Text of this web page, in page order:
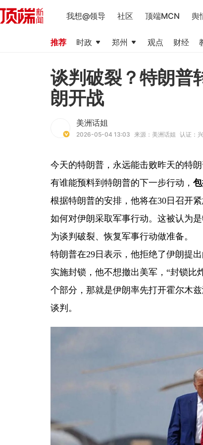
我想@领导 社区 顶端MCN 舆
推荐 时政 郑州 观点 财经
谈判破裂？特朗普
朗开战
美洲话姐
2026-05-04 13:03 来源：美洲话姐 认证：
今天的特朗普，永远能击败昨天的特
有谁能预料到特朗普的下一步行动， 包
根据特朗普的安排，他将在30日召开
如何对伊朗采取军事行动。这被认为
为谈判破裂、恢复军事行动做准备。
特朗普在29日表示，他拒绝了伊朗提
实施封锁，他不想撤出美军，“封锁比
个部分，那就是伊朗率先打开霍尔木
谈判。